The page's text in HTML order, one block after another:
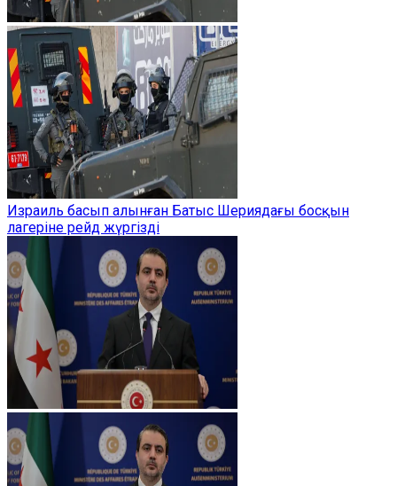
Израиль басып алынған Батыс Шериядағы босқын
лагеріне рейд жүргізді